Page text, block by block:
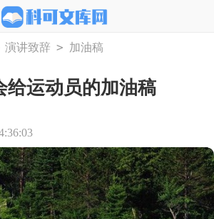
演讲致辞 > 加油稿
给运动员的加油稿